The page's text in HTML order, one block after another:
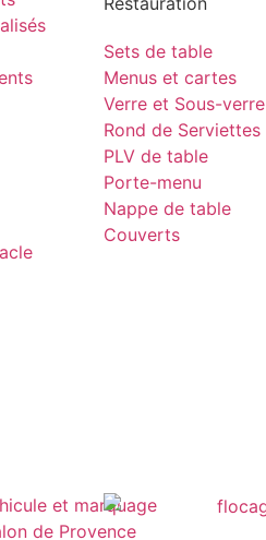
Sets de table
Menus et cartes
Verre et Sous-verre
Rond de Serviettes
PLV de table
Porte-menu
Nappe de table
Couverts